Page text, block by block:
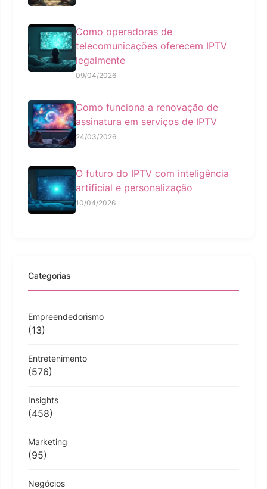
Como operadoras de
telecomunicações oferecem IPTV
legalmente
09/04/2026
Como funciona a renovação de
assinatura em serviços de IPTV
24/03/2026
O futuro do IPTV com inteligência
artificial e personalização
10/04/2026
Categorias
Empreendedorismo
(13)
Entretenimento
(576)
Insights
(458)
Marketing
(95)
Negócios